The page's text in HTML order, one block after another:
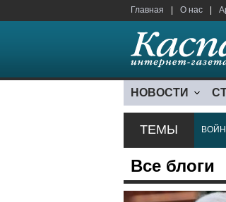
Главная О нас
НОВОСТИ
ТЕМЫ
Все блоги